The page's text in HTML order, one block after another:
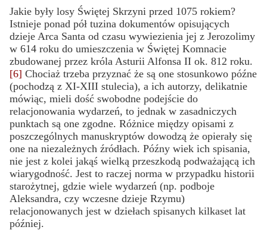
Jakie były losy Świętej Skrzyni przed 1075 rokiem?
Istnieje ponad pół tuzina dokumentów opisujących
dzieje Arca Santa od czasu wywiezienia jej z Jerozolimy
w 614 roku do umieszczenia w Świętej Komnacie
zbudowanej przez króla Asturii Alfonsa II ok. 812 roku.
[6] Chociaż trzeba przyznać że są one stosunkowo późne
(pochodzą z XI-XIII stulecia), a ich autorzy, delikatnie
mówiąc, mieli dość swobodne podejście do
relacjonowania wydarzeń, to jednak w zasadniczych
punktach są one zgodne. Różnice między opisami z
poszczególnych manuskryptów dowodzą że opierały się
one na niezależnych źródłach. Późny wiek ich spisania,
nie jest z kolei jakąś wielką przeszkodą podważającą ich
wiarygodność. Jest to raczej norma w przypadku historii
starożytnej, gdzie wiele wydarzeń (np. podboje
Aleksandra, czy wczesne dzieje Rzymu)
relacjonowanych jest w dziełach spisanych kilkaset lat
później.